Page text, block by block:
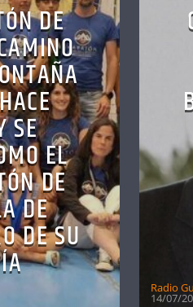
DE
SE
EL
DE
DE
DE SU
Radio
14/07/